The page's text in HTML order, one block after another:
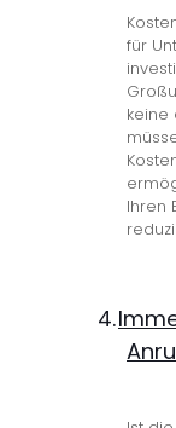
für
keine
Ihren
4.